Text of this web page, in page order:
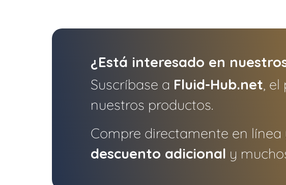
¿Está interesado en
Suscríbase a Fluid-Hub.net, el
nuestros productos.
Compre directamente en
descuento adicional y